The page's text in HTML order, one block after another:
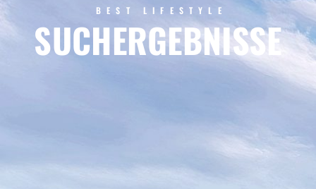
BEST LIFESTYLE
SUCHERGEBNISSE